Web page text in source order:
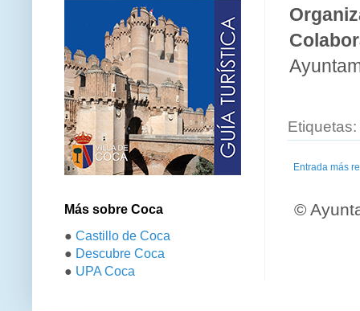
Etiquetas:
Entrada más
©
Más sobre Coca
● Castillo de Coca
● Descubre Coca
● UPA Coca